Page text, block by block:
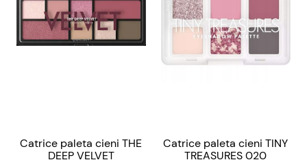
Catrice paleta cieni THE
DEEP VELVET
Catrice paleta cieni TINY
TREASURES 020